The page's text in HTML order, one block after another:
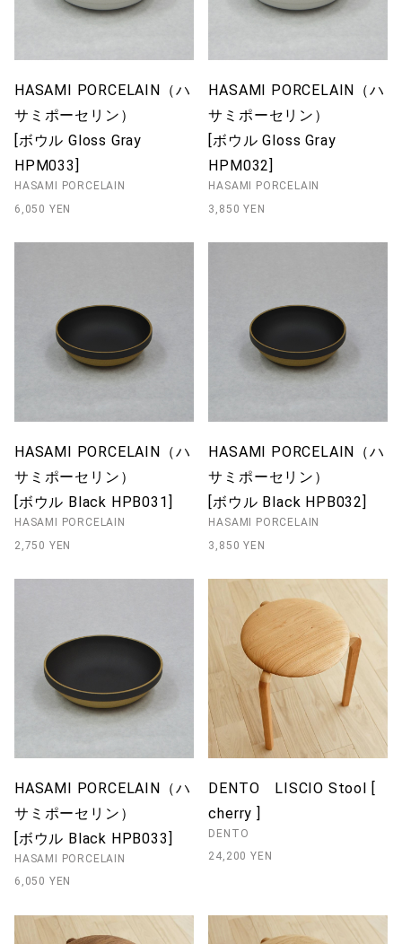
HASAMI PORCELAIN（ハ
サミポーセリン）
[ボウル Gloss Gray
HPM033]
HASAMI PORCELAIN
6,050 YEN
HASAMI PORCELAIN（ハ
サミポーセリン）
[ボウル Gloss Gray
HPM032]
HASAMI PORCELAIN
3,850 YEN
HASAMI PORCELAIN（ハ
サミポーセリン）
[ボウル Black HPB031]
HASAMI PORCELAIN
2,750 YEN
HASAMI PORCELAIN（ハ
サミポーセリン）
[ボウル Black HPB032]
HASAMI PORCELAIN
3,850 YEN
HASAMI PORCELAIN（ハ
サミポーセリン）
[ボウル Black HPB033]
HASAMI PORCELAIN
6,050 YEN
DENTO LISCIO Stool [
cherry ]
DENTO
24,200 YEN